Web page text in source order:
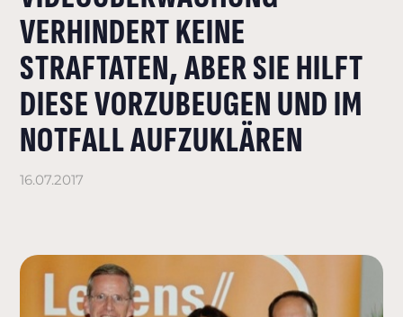
AKTUELLES
KONTAKT
VERHINDERT KEINE
STRAFTATEN, ABER SIE HILFT
DIESE VORZUBEUGEN UND IM
NOTFALL AUFZUKLÄREN
16.07.2017